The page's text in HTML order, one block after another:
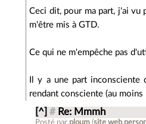
Ceci dit, pour ma part, j'ai vu
m'être mis à GTD.
Ce qui ne m'empêche pas
Il y a une part inconsciente
rendant consciente (au
[^] # Re: Mmmh
Posté par ploum (site web